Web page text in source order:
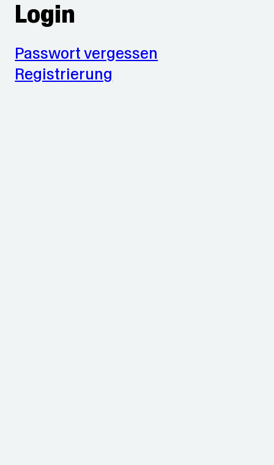
Login
Passwort vergessen
Registrierung